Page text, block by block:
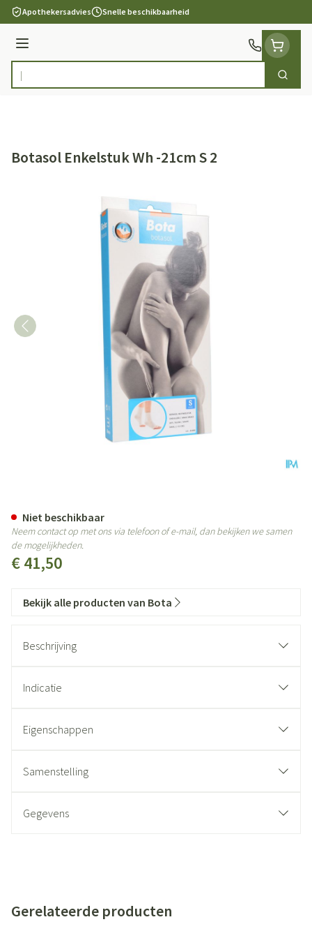
Ga naar de inhoud
Apothekersadvies Snelle beschikbaarheid
Menu
Product, merk, categorie... Zoek
Botasol Enkelstuk Wh -21cm S 2
€ 41,50
Niet beschikbaar
Neem contact op met ons via telefoon of e-mail, dan bekijken we samen
de mogelijkheden.
Bekijk alle producten van Bota
Beschrijving
Indicatie
Eigenschappen
Samenstelling
Gegevens
Gerelateerde producten